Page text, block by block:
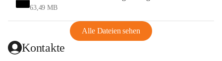
63,49 MB
Alle Dateien sehen
Kontakte